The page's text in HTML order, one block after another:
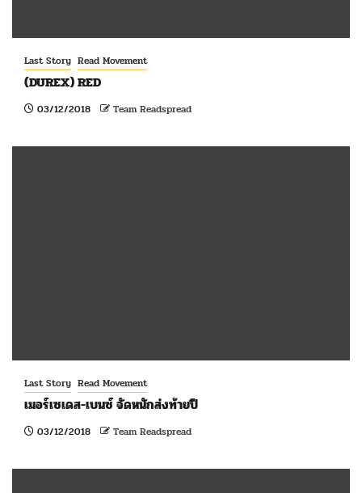
Last Story Read Movement
(DUREX) RED
03/12/2018 Team Readspread
Last Story Read Movement
เมอร์เซเดส-เบนซ์ จัดหนักส่งท้ายปี
03/12/2018 Team Readspread